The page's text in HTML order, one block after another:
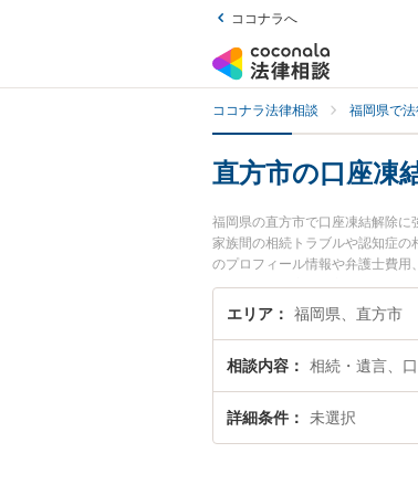
ココナラへ
ココナラ法律相談 福岡県で
直方市の口座凍
福岡県の直方市で口座凍結解除
家族間の相続トラブルや認知症
のプロフィール情報や弁護士費用
ラブル解決の実績豊富な近くの
です。
エリア 福岡県、直方市
相談内容 相続・遺言、
詳細条件 未選択